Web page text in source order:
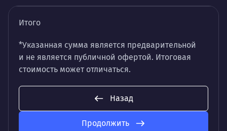
Итого
*Указанная сумма является предварительной
и не является публичной офертой. Итоговая
стоимость может отличаться.
Назад
Продолжить